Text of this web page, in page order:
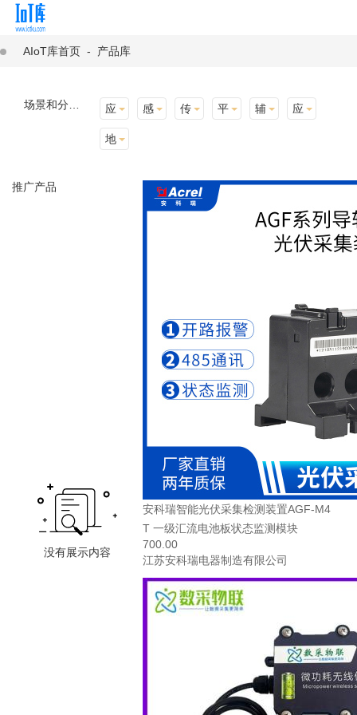
AIoT库首页 - 产品库
应用场景 感知层 传输层 平台层 辅助产品与材料 应用终端
地址选择
推广产品
安科瑞智能光伏采集检测装置AGF-M4
T 一级汇流电池板状态监测模块
700.00
江苏安科瑞电器制造有限公司